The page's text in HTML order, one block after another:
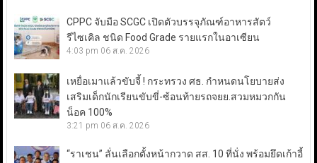
CPPC จับมือ SCGC เปิดตัวบรรจุภัณฑ์อาหารสัตว์
รีไซเคิล ชนิด Food Grade รายแรกในอาเซียน
4:03 pm 06 ส.ค. 2026
เหยื่อเมาแล้วขับจี้ ! กระทรวง ศธ. กำหนดนโยบายส่ง
เสริมเด็กนักเรียนขับขี่-ซ้อนท้ายรถจยย.สวมหมวกกัน
น็อค 100%
3:21 pm 06 ส.ค. 2026
“ราเชน” ลั่นเลือกตั้งหน้ากวาด สส. 10 ที่นั่ง พร้อมยึดเก้าอี้